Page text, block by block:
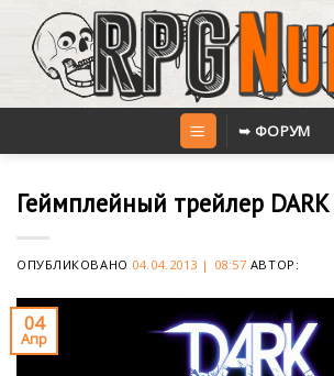
content
➥ ФОРУМ
Геймплейный трейлер DARK
ОПУБЛИКОВАНО 04.04.2013 | 08:57 АВТОР:
04
Апр